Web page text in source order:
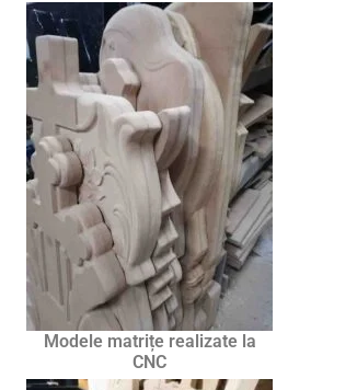
Modele matrițe realizate la
CNC